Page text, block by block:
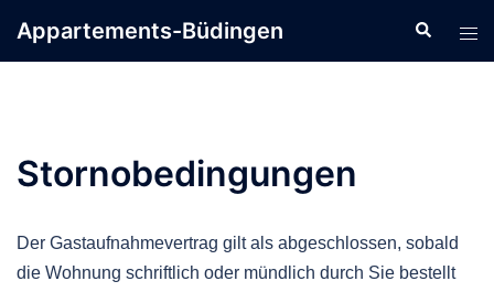
Inhalt
Appartements-Büdingen
Stornobedingungen
Der Gastaufnahmevertrag gilt als abgeschlossen, sobald
die Wohnung schriftlich oder mündlich durch Sie bestellt